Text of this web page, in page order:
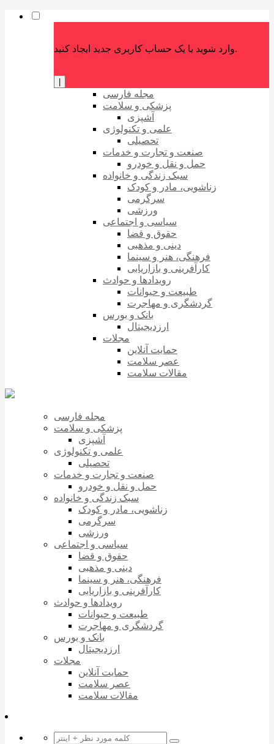
وارد شوید یا یک حساب کاربری جدید ایجاد کنید.
مجله فارسی
پزشکی و سلامت
آشپزی
علمی و تکنولوژی
تحصیلی
صنعت و تجارت و خدمات
حمل و نقل و خودرو
سبک زندگی و خانواده
زناشویی، مادر و کودک
سرگرمی
ورزشی
سیاسی و اجتماعی
حقوق و قضا
دینی و مذهبی
فرهنگی، هنر و سینما
کارآفرینی و بازاریابی
رویدادها و حوادث
طبیعت و حیوانات
گردشگری و مهاجرت
بانک و بورس
ارزدیجیتال
مجلات
حمایت آنلاین
عصر سلامت
مقالات سلامت
مجله فارسی
پزشکی و سلامت
آشپزی
علمی و تکنولوژی
تحصیلی
صنعت و تجارت و خدمات
حمل و نقل و خودرو
سبک زندگی و خانواده
زناشویی، مادر و کودک
سرگرمی
ورزشی
سیاسی و اجتماعی
حقوق و قضا
دینی و مذهبی
فرهنگی، هنر و سینما
کارآفرینی و بازاریابی
رویدادها و حوادث
طبیعت و حیوانات
گردشگری و مهاجرت
بانک و بورس
ارزدیجیتال
مجلات
حمایت آنلاین
عصر سلامت
مقالات سلامت